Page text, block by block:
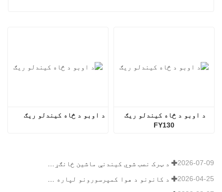
د اوبو د څاه کیندلو ریګ
FY130
2026-07-09
2026-04-25